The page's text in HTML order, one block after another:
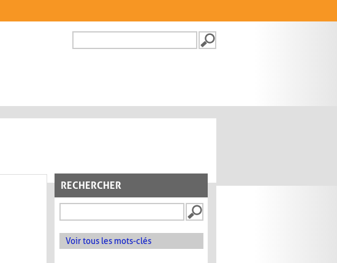
FORMULAIRE DE
RECHERCHER
Voir tous les mots-clés